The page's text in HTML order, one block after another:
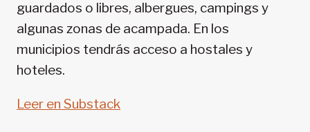
guardados o libres, albergues, campings y
algunas zonas de acampada. En los
municipios tendrás acceso a hostales y
hoteles.
Leer en Substack